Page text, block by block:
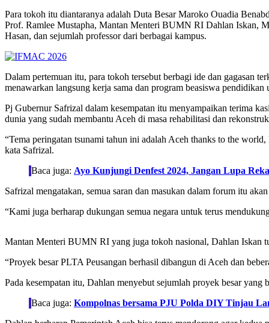
Para tokoh itu diantaranya adalah Duta Besar Maroko Ouadia
Prof. Ramlee Mustapha, Mantan Menteri BUMN RI Dahlan Iskan,
Hasan, dan sejumlah professor dari berbagai kampus.
Dalam pertemuan itu, para tokoh tersebut berbagi ide dan gagasan
menawarkan langsung kerja sama dan program beasiswa pendidikan
Pj Gubernur Safrizal dalam kesempatan itu menyampaikan terima
dunia yang sudah membantu Aceh di masa rehabilitasi dan
“Tema peringatan tsunami tahun ini adalah Aceh thanks to the
kata Safrizal.
Baca juga: Ayo Kunjungi Denfest 2024, Jangan Lupa
Safrizal mengatakan, semua saran dan masukan dalam forum itu
“Kami juga berharap dukungan semua negara untuk terus
Mantan Menteri BUMN RI yang juga tokoh nasional, Dahlan Iskan
“Proyek besar PLTA Peusangan berhasil dibangun di Aceh dan
Pada kesempatan itu, Dahlan menyebut sejumlah proyek besar
Baca juga: Kompolnas bersama PJU Polda DIY Tinjau